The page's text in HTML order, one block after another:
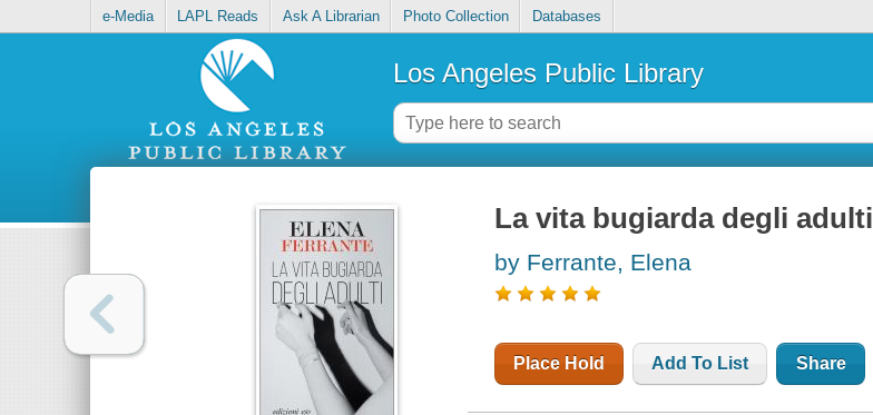
e-Media LAPL Reads Ask A Librarian Photo Collection Databases
Los Angeles Public Library
La vita bugiarda degli adulti
by Ferrante, Elena
Place Hold Add To List Share